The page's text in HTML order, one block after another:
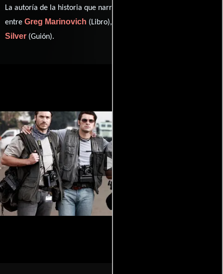
La autoría de la historia que narra esta obra está compartida
entre Greg Marinovich (Libro),
Silver (Guión).